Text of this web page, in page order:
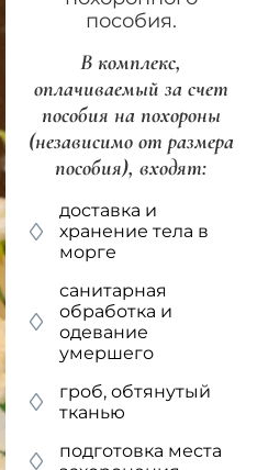
пособия.
В комплекс,
оплачиваемый за счет
пособия на похороны
(независимо от размера
пособия), входят:
доставка и
хранение тела в
морге
санитарная
обработка и
одевание
умершего
гроб, обтянутый
тканью
подготовка места